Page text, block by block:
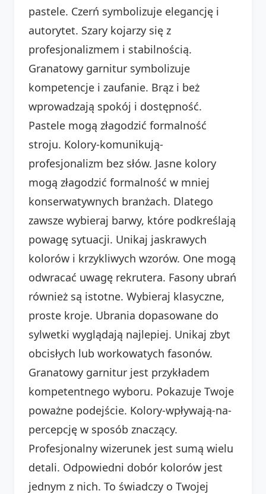
pastele. Czerń symbolizuje elegancję i
autorytet. Szary kojarzy się z
profesjonalizmem i stabilnością.
Granatowy garnitur symbolizuje
kompetencje i zaufanie. Brąz i beż
wprowadzają spokój i dostępność.
Pastele mogą złagodzić formalność
stroju. Kolory-komunikują-
profesjonalizm bez słów. Jasne kolory
mogą złagodzić formalność w mniej
konserwatywnych branżach. Dlatego
zawsze wybieraj barwy, które podkreślają
powagę sytuacji. Unikaj jaskrawych
kolorów i krzykliwych wzorów. One mogą
odwracać uwagę rekrutera. Fasony ubrań
również są istotne. Wybieraj klasyczne,
proste kroje. Ubrania dopasowane do
sylwetki wyglądają najlepiej. Unikaj zbyt
obcisłych lub workowatych fasonów.
Granatowy garnitur jest przykładem
kompetentnego wyboru. Pokazuje Twoje
poważne podejście. Kolory-wpływają-na-
percepcję w sposób znaczący.
Profesjonalny wizerunek jest sumą wielu
detali. Odpowiedni dobór kolorów jest
jednym z nich. To świadczy o Twojej